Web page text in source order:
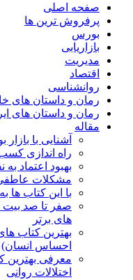
صفحه اصلی
پرفروش ترین ها
بورس
بازاریابی
مدیریت
اقتصاد
روانشناسی
رمان و داستان های
رمان و داستان های
مقاله
آشنایی با
راه اندازی
بهبود اعتماد
مشکلات
با این کتاب ها
صفر تا صد بیت
های برتر
بهترین کتاب
احساس انسان)
معرفی بهترین
اختلالات روانی